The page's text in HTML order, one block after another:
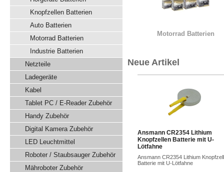
Knopfzellen Batterien
Auto Batterien
Motorrad Batterien
Industrie Batterien
Netzteile
Ladegeräte
Kabel
Tablet PC / E-Reader Zubehör
Handy Zubehör
Digital Kamera Zubehör
LED Leuchtmittel
Roboter / Staubsauger Zubehör
Mähroboter Zubehör
Motorrad Batterien
Neue Artikel
Ansmann CR2354 Lithium
Knopfzellen Batterie mit U-
Lötfahne
Ansmann CR2354 Lithium
Batterie mit U-Lötfahne